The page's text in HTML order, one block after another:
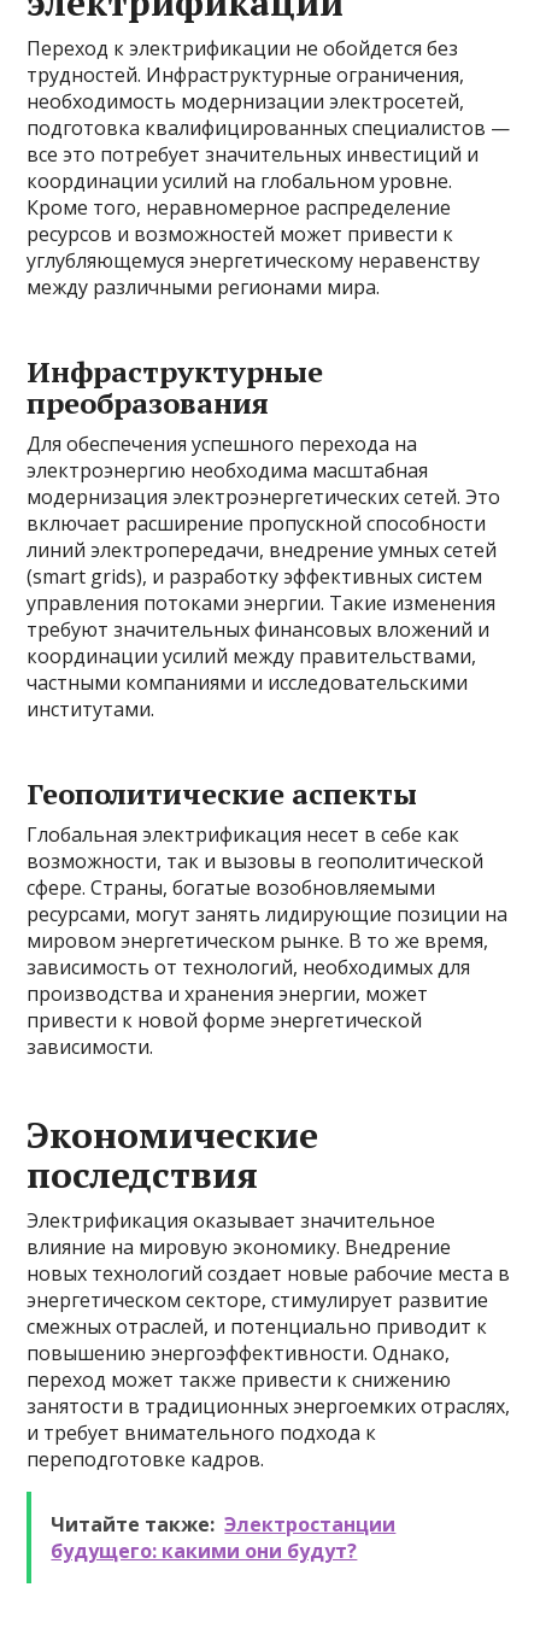
Переход к электрификации не обойдется без
трудностей. Инфраструктурные ограничения,
необходимость модернизации электросетей,
подготовка квалифицированных специалистов —
все это потребует значительных инвестиций и
координации усилий на глобальном уровне.
Кроме того, неравномерное распределение
ресурсов и возможностей может привести к
углубляющемуся энергетическому неравенству
между различными регионами мира.
Инфраструктурные
преобразования
Для обеспечения успешного перехода на
электроэнергию необходима масштабная
модернизация электроэнергетических сетей. Это
включает расширение пропускной способности
линий электропередачи, внедрение умных сетей
(smart grids), и разработку эффективных систем
управления потоками энергии. Такие изменения
требуют значительных финансовых вложений и
координации усилий между правительствами,
частными компаниями и исследовательскими
институтами.
Геополитические аспекты
Глобальная электрификация несет в себе как
возможности, так и вызовы в геополитической
сфере. Страны, богатые возобновляемыми
ресурсами, могут занять лидирующие позиции на
мировом энергетическом рынке. В то же время,
зависимость от технологий, необходимых для
производства и хранения энергии, может
привести к новой форме энергетической
зависимости.
Экономические
последствия
Электрификация оказывает значительное
влияние на мировую экономику. Внедрение
новых технологий создает новые рабочие места в
энергетическом секторе, стимулирует развитие
смежных отраслей, и потенциально приводит к
повышению энергоэффективности. Однако,
переход может также привести к снижению
занятости в традиционных энергоемких отраслях,
и требует внимательного подхода к
переподготовке кадров.
Читайте также: Электростанции
будущего: какими они будут?